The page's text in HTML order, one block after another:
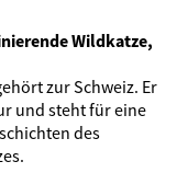
Wildkatze,
zur Schweiz. Er
und steht für eine
des